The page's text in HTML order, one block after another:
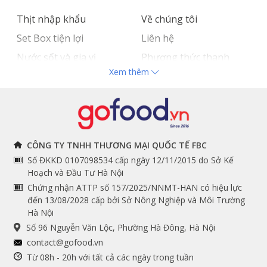
Thịt nhập khẩu
Set Box tiện lợi
Nước sốt và gia vị
Về chúng tôi
Liên hệ
Phương thức thanh
toán
Tuyển dụng
THÔNG TIN
Chính sách và quy định
chung
Hướng dẫn đặt hàng
Cam kết chất lượng
THEO DÕI NGAY
Facebook
Instagram
Youtube
Tiktok
Shopee
Xem thêm
CÔNG TY TNHH THƯƠNG MẠI QUỐC TẾ FBC
Số ĐKKD 0107098534 cấp ngày 12/11/2015 do Sở Kế
Hoạch và Đầu Tư Hà Nội
Chứng nhận ATTP số 157/2025/NNMT-HAN có hiệu lực
đến 13/08/2028 cấp bởi Sở Nông Nghiệp và Môi Trường
Hà Nội
Số 96 Nguyễn Văn Lộc, Phường Hà Đông, Hà Nội
contact@gofood.vn
Từ 08h - 20h với tất cả các ngày trong tuần